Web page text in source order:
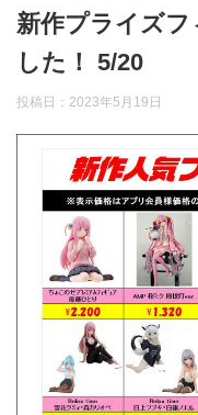
新作プライズフ
した！ 5/20
投稿日： 2023年5月19日